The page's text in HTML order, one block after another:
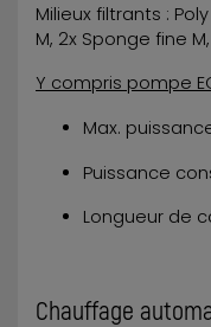
Milieux filtrants :
M, 2x Sponge fine
Y compris pompe
Max.
Puissance
Longueur de
Chauffage